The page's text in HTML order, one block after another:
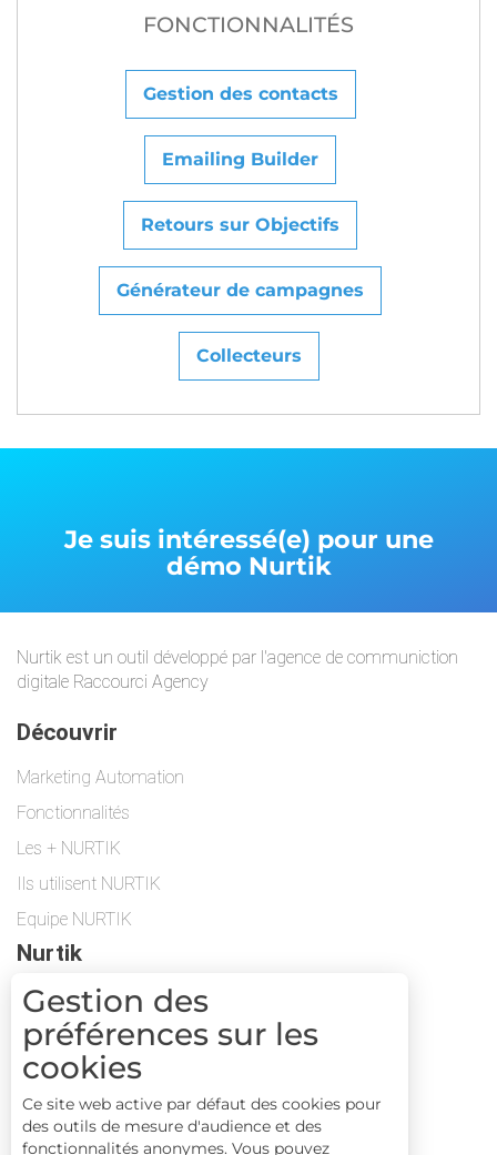
FONCTIONNALITÉS
Gestion des contacts
Emailing Builder
Retours sur Objectifs
Générateur de campagnes
Collecteurs
Je suis intéressé(e) pour une
démo Nurtik
Nurtik est un outil développé par l'agence de communiction
digitale Raccourci Agency
Découvrir
Marketing Automation
Fonctionnalités
Les + NURTIK
Ils utilisent NURTIK
Equipe NURTIK
Nurtik
Protection des données
Contactez-nous
Suivez-nous
Suivez-nous sur Facebook
Gestion des
préférences sur les
cookies
Ce site web active par défaut des cookies pour
des outils de mesure d'audience et des
fonctionnalités anonymes. Vous pouvez